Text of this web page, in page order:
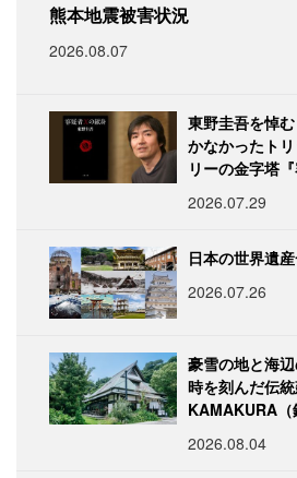
熊本地震被害状況
2026.08.07
東野圭吾を悼
かなかったト
リーの金字塔
2026.07.29
日本の世界遺
2026.07.26
豪雪の地と海
時を刻んだ伝
KAMAKURA（
2026.08.04